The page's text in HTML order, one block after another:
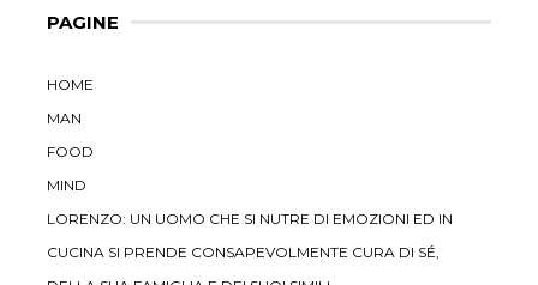
PAGINE
HOME
MAN
FOOD
MIND
LORENZO: UN UOMO CHE SI NUTRE DI EMOZIONI ED IN
CUCINA SI PRENDE CONSAPEVOLMENTE CURA DI SÉ,